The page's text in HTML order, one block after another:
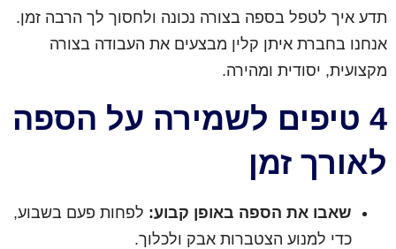
תדע איך לטפל בספה בצורה נכונה ולחסוך לך הרבה זמן.
אנחנו בחברת איתן קלין מבצעים את העבודה בצורה
מקצועית, יסודית ומהירה.
4 טיפים לשמירה על הספה
לאורך זמן
שאבו את הספה באופן קבוע: לפחות פעם בשבוע,
כדי למנוע הצטברות אבק ולכלוך.